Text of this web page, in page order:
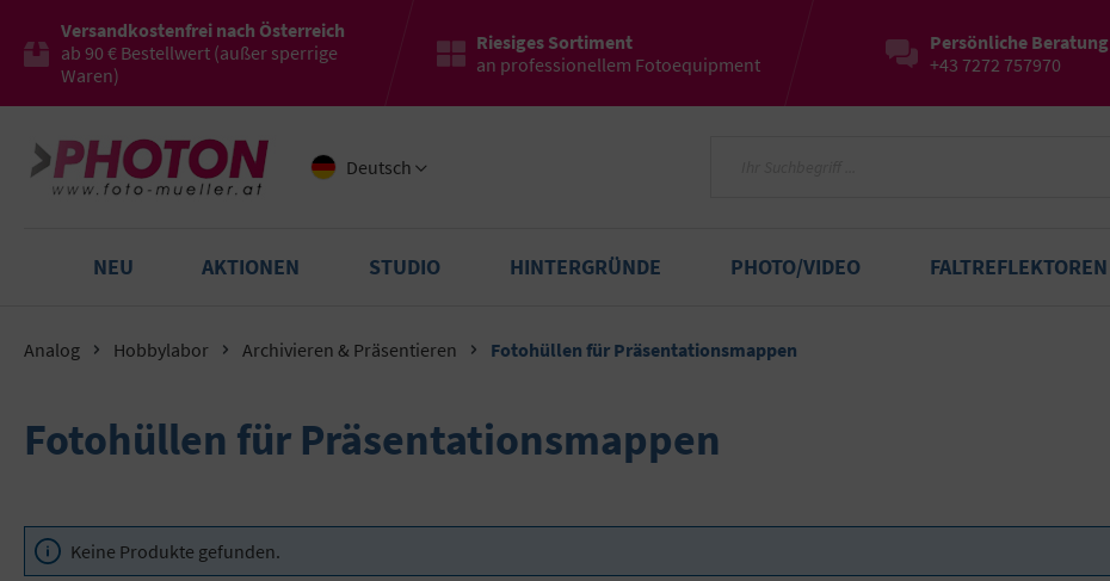
Versandkostenfrei nach Österreich
ab 90 € Bestellwert (außer sperrige
Waren)
Riesiges Sortiment
an professionellem Fotoequipment
Persönliche Beratung
+43 7272 757970
Deutsch
NEU AKTIONEN STUDIO HINTERGRÜNDE PHOTO/VIDEO FALTREFLEKTOREN
Analog Hobbylabor Archivieren & Präsentieren Fotohüllen für Präsentationsmappen
Fotohüllen für Präsentationsmappen
Keine Produkte gefunden.